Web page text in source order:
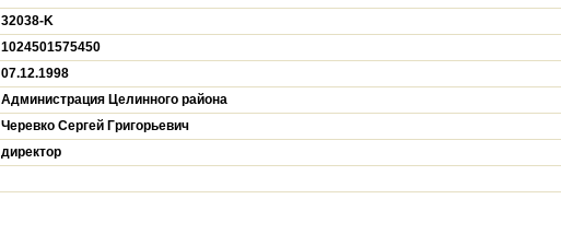
32038-K
1024501575450
07.12.1998
Администрация Целинного района
Черевко Сергей Григорьевич
директор